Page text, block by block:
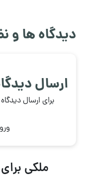
دیدگاه ها و
ارسال
برای ارسال
ملکی